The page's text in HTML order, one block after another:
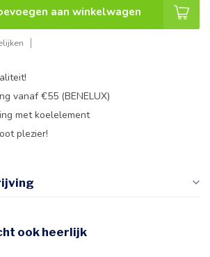
aan winkelwagen
vanaf €55 (BENELUX)
met koelelement
plezier!
ook heerlijk